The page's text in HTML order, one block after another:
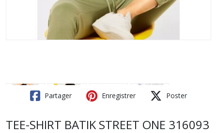
Partager Enregistrer Poster
TEE-SHIRT BATIK STREET ONE 316093